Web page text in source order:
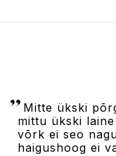
Mitte ükski
mittu ükski
võrk ei seo
haigushoog ei